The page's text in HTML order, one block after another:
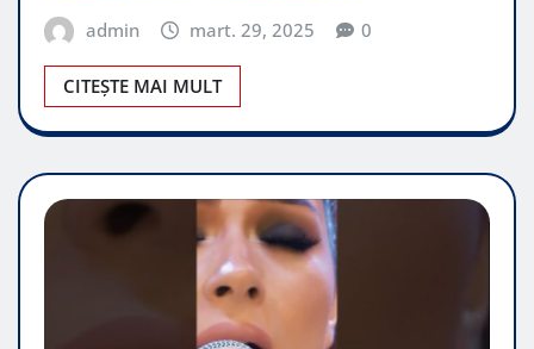
admin mart. 29, 2025 0
CITEȘTE MAI MULT